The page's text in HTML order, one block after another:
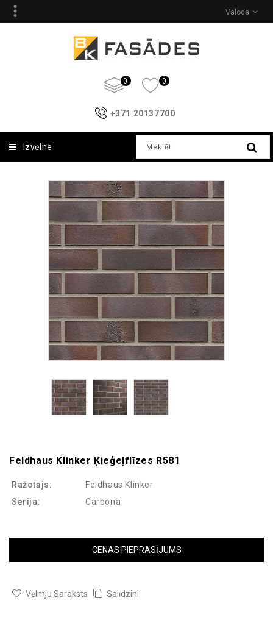
Valoda
0 0
+371 20137700
Izvēlne
Feldhaus Klinker Ķieģeļflīzes R581
Ražotājs:
Feldhaus Klinker
Sērija:
Carbona
CENAS PIEPRASĪJUMS
Vēlmju Saraksts Salīdzini